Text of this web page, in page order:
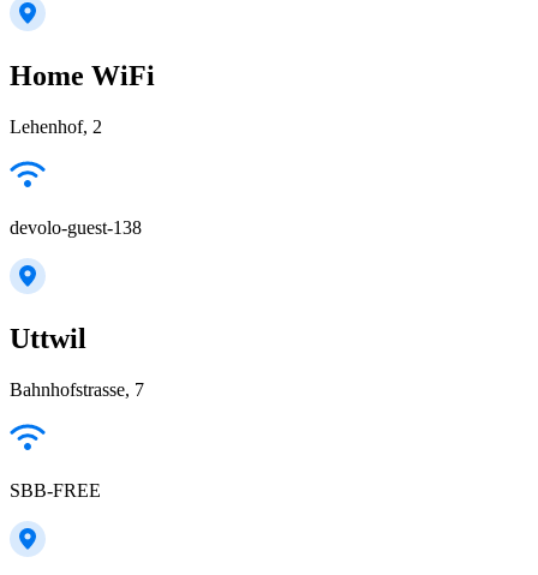
Home WiFi
Lehenhof, 2
devolo-guest-138
Uttwil
Bahnhofstrasse, 7
SBB-FREE